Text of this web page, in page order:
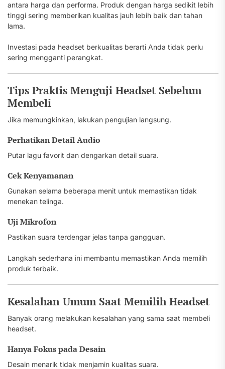
antara harga dan performa. Produk dengan harga sedikit lebih
tinggi sering memberikan kualitas jauh lebih baik dan tahan
lama.
Investasi pada headset berkualitas berarti Anda tidak perlu
sering mengganti perangkat.
Tips Praktis Menguji Headset Sebelum
Membeli
Jika memungkinkan, lakukan pengujian langsung.
Perhatikan Detail Audio
Putar lagu favorit dan dengarkan detail suara.
Cek Kenyamanan
Gunakan selama beberapa menit untuk memastikan tidak
menekan telinga.
Uji Mikrofon
Pastikan suara terdengar jelas tanpa gangguan.
Langkah sederhana ini membantu memastikan Anda memilih
produk terbaik.
Kesalahan Umum Saat Memilih Headset
Banyak orang melakukan kesalahan yang sama saat membeli
headset.
Hanya Fokus pada Desain
Desain menarik tidak menjamin kualitas suara.